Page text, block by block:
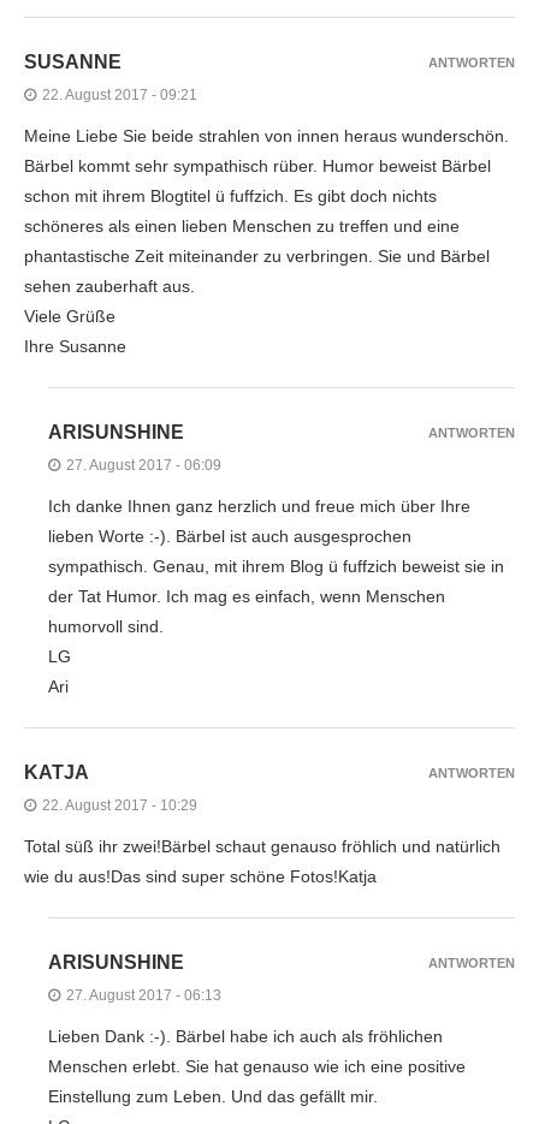
SUSANNE
22. August 2017 - 09:21
Meine Liebe Sie beide strahlen von innen heraus wunderschön.
Bärbel kommt sehr sympathisch rüber. Humor beweist Bärbel
schon mit ihrem Blogtitel ü fuffzich. Es gibt doch nichts
schöneres als einen lieben Menschen zu treffen und eine
phantastische Zeit miteinander zu verbringen. Sie und Bärbel
sehen zauberhaft aus.
Viele Grüße
Ihre Susanne
ANTWORTEN
ARISUNSHINE
27. August 2017 - 06:09
Ich danke Ihnen ganz herzlich und freue mich über Ihre
lieben Worte :-). Bärbel ist auch ausgesprochen
sympathisch. Genau, mit ihrem Blog ü fuffzich beweist sie in
der Tat Humor. Ich mag es einfach, wenn Menschen
humorvoll sind.
LG
Ari
ANTWORTEN
KATJA
22. August 2017 - 10:29
Total süß ihr zwei!Bärbel schaut genauso fröhlich und natürlich
wie du aus!Das sind super schöne Fotos!Katja
ANTWORTEN
ARISUNSHINE
27. August 2017 - 06:13
Lieben Dank :-). Bärbel habe ich auch als fröhlichen
Menschen erlebt. Sie hat genauso wie ich eine positive
Einstellung zum Leben. Und das gefällt mir.
ANTWORTEN